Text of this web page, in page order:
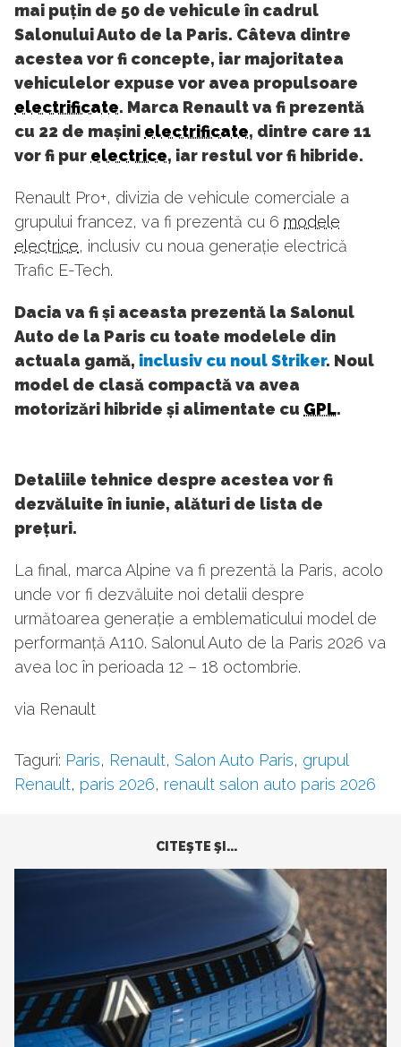
mai puțin de 50 de vehicule în cadrul
Salonului Auto de la Paris. Câteva dintre
acestea vor fi concepte, iar majoritatea
vehiculelor expuse vor avea propulsoare
electrificate. Marca Renault va fi prezentă
cu 22 de mașini electrificate, dintre care 11
vor fi pur electrice, iar restul vor fi hibride.
Renault Pro+, divizia de vehicule comerciale a
grupului francez, va fi prezentă cu 6 modele
electrice, inclusiv cu noua generație electrică
Trafic E-Tech.
Dacia va fi și aceasta prezentă la Salonul
Auto de la Paris cu toate modelele din
actuala gamă, inclusiv cu noul Striker. Noul
model de clasă compactă va avea
motorizări hibride și alimentate cu GPL.
Detaliile tehnice despre acestea vor fi
dezvăluite în iunie, alături de lista de
prețuri.
La final, marca Alpine va fi prezentă la Paris, acolo
unde vor fi dezvăluite noi detalii despre
următoarea generație a emblematicului model de
performanță A110. Salonul Auto de la Paris 2026 va
avea loc în perioada 12 – 18 octombrie.
via Renault
Taguri: Paris, Renault, Salon Auto Paris, grupul
Renault, paris 2026, renault salon auto paris 2026
CITEŞTE ŞI...